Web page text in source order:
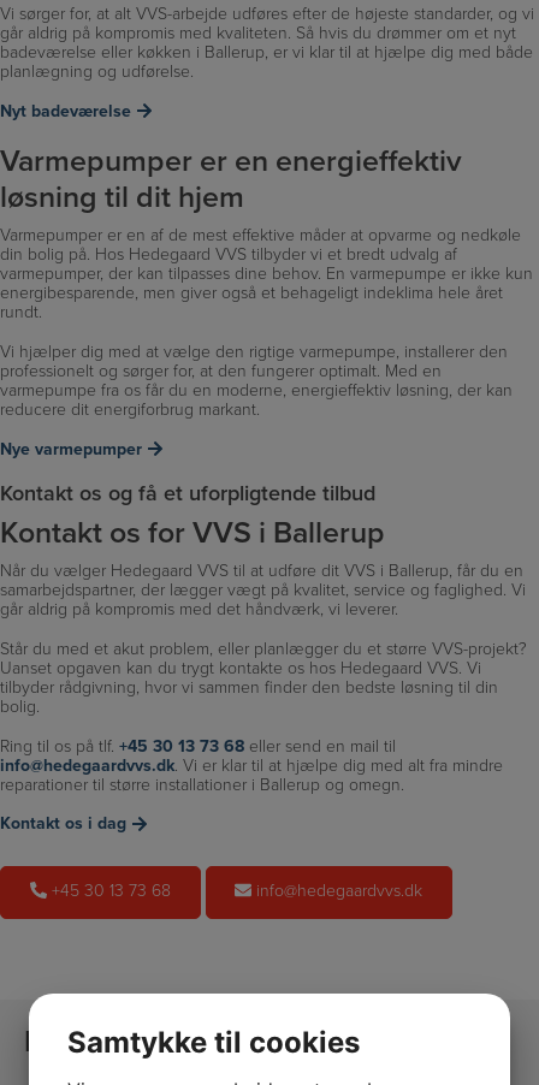
Vi sørger for, at alt VVS-arbejde udføres efter de højeste standarder, og vi
går aldrig på kompromis med kvaliteten. Så hvis du drømmer om et nyt
badeværelse eller køkken i Ballerup, er vi klar til at hjælpe dig med både
planlægning og udførelse.
Nyt badeværelse
Varmepumper er en energieffektiv
løsning til dit hjem
Varmepumper er en af de mest effektive måder at opvarme og nedkøle
din bolig på. Hos Hedegaard VVS tilbyder vi et bredt udvalg af
varmepumper, der kan tilpasses dine behov. En varmepumpe er ikke kun
energibesparende, men giver også et behageligt indeklima hele året
rundt.
Vi hjælper dig med at vælge den rigtige varmepumpe, installerer den
professionelt og sørger for, at den fungerer optimalt. Med en
varmepumpe fra os får du en moderne, energieffektiv løsning, der kan
reducere dit energiforbrug markant.
Nye varmepumper
Kontakt os og få et uforpligtende tilbud
Kontakt os for VVS i Ballerup
Når du vælger Hedegaard VVS til at udføre dit VVS i Ballerup, får du en
samarbejdspartner, der lægger vægt på kvalitet, service og faglighed. Vi
går aldrig på kompromis med det håndværk, vi leverer.
Står du med et akut problem, eller planlægger du et større VVS-projekt?
Uanset opgaven kan du trygt kontakte os hos Hedegaard VVS. Vi
tilbyder rådgivning, hvor vi sammen finder den bedste løsning til din
bolig.
Ring til os på tlf. +45 30 13 73 68 eller send en mail til
info@hedegaardvvs.dk. Vi er klar til at hjælpe dig med alt fra mindre
reparationer til større installationer i Ballerup og omegn.
Kontakt os i dag
+45 30 13 73 68 info@hedegaardvvs.dk
Kontakt
Samtykke til cookies